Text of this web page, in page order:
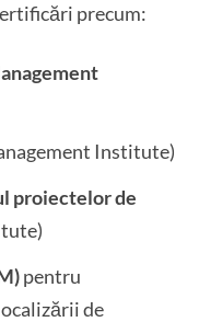
precum:
Institute)
proiectelor de
pentru
de